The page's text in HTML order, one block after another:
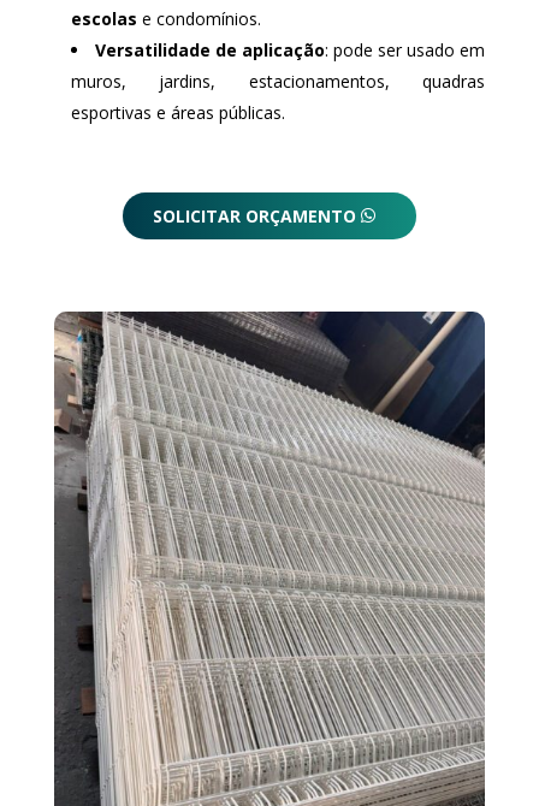
escolas e condomínios.
Versatilidade de aplicação: pode ser usado em
muros, jardins, estacionamentos, quadras
esportivas e áreas públicas.
SOLICITAR ORÇAMENTO